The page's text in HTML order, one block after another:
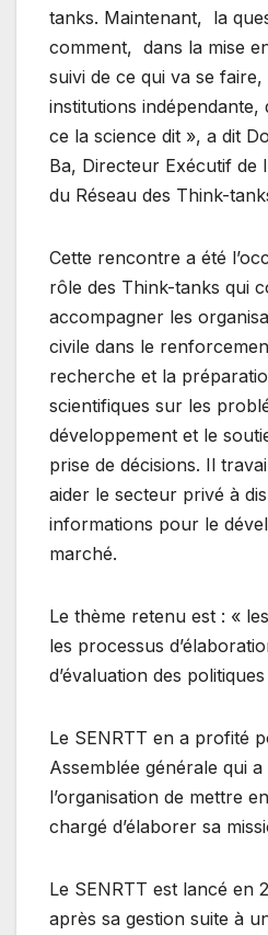
tanks. Maintenant, la
comment, dans la mise
suivi de ce qui va se faire,
institutions indépendante,
ce la science dit », a dit
Ba, Directeur Exécutif de
du Réseau des Think-
Cette rencontre a été
rôle des Think-tanks qui
accompagner les
civile dans le
recherche et la
scientifiques sur les
développement et le
prise de décisions. Il
aider le secteur privé à
informations pour le
marché.
Le thème retenu est : «
les processus
d’évaluation des
Le SENRTT en a profité
Assemblée générale qui
l’organisation de mettre
chargé d’élaborer sa
Le SENRTT est lancé en
après sa gestion suite à